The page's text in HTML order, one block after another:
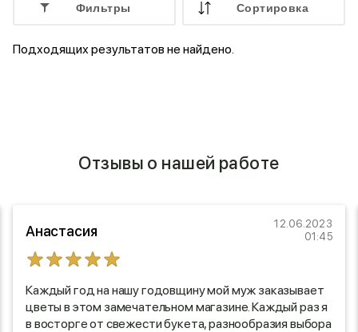
Фильтры Cортировка
Подходящих результатов не найдено.
Отзывы о нашей работе
Анастасия
12.06.2023
01:45
Каждый год на нашу годовщину мой муж заказывает
цветы в этом замечательном магазине. Каждый раз я
в восторге от свежести букета, разнообразия выбора